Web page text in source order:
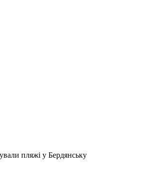
пляжі у Бердянську